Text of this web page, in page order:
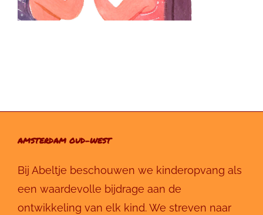
AMSTERDAM OUD-WEST
Bij Abeltje beschouwen we kinderopvang als
een waardevolle bijdrage aan de
ontwikkeling van elk kind. We streven naar